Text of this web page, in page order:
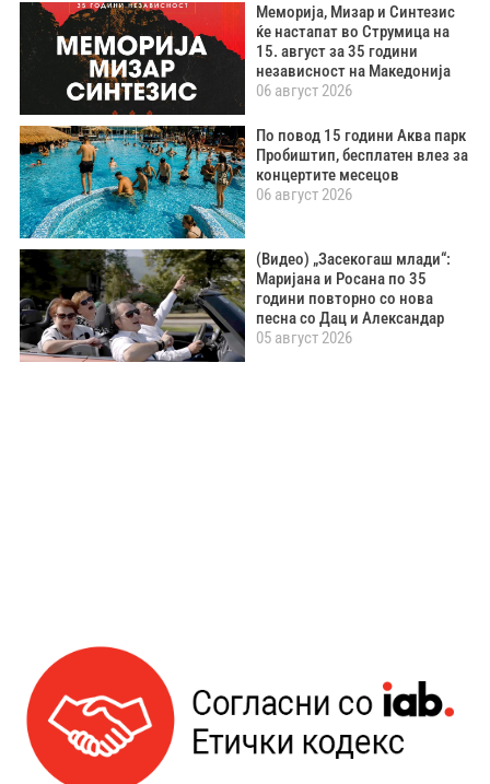
Меморија, Мизар и Синтезис
ќе настапат во Струмица на
15. август за 35 години
независност на Македонија
06 август 2026
По повод 15 години Аква парк
Пробиштип, бесплатен влез за
концертите месецов
06 август 2026
(Видео) „Засекогаш млади“:
Маријана и Росана по 35
години повторно со нова
песна со Дац и Александар
05 август 2026